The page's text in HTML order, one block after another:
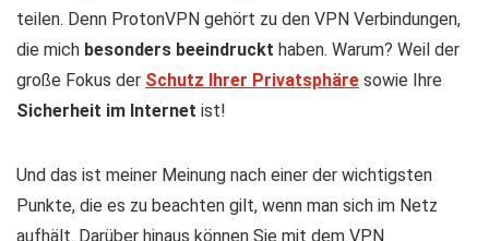
teilen. Denn ProtonVPN gehört zu den VPN Verbindungen,
die mich besonders beeindruckt haben. Warum? Weil der
große Fokus der Schutz Ihrer Privatsphäre sowie Ihre
Sicherheit im Internet ist!
Und das ist meiner Meinung nach einer der wichtigsten
Punkte, die es zu beachten gilt, wenn man sich im Netz
aufhält. Darüber hinaus können Sie mit dem VPN